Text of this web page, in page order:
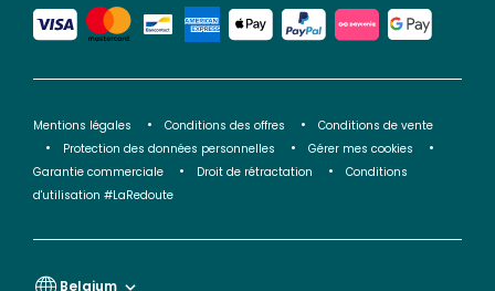
Mentions légales Conditions des offres
Conditions de vente
Protection des données personnelles
Gérer mes cookies
Garantie commerciale
Droit de rétractation
Conditions
d'utilisation #LaRedoute
Belgium